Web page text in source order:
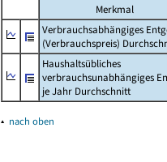
Merkmal
Verbrauchsabhängiges
(Verbrauchspreis)
Haushaltsübliches
verbrauchsunabhängiges
je Jahr Durchschnitt
▴ nach oben